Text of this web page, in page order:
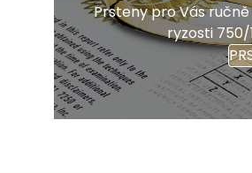
Prsteny pro Vás
ryzosti 750/